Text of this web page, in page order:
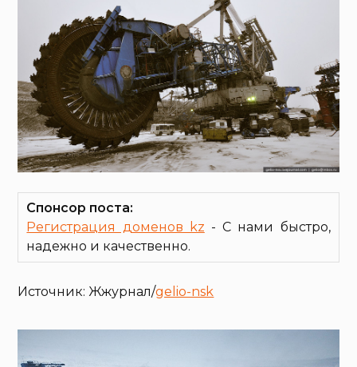
Спонсор поста:
Регистрация доменов kz - С нами быстро,
надежно и качественно.
Источник: Жжурнал/gelio-nsk